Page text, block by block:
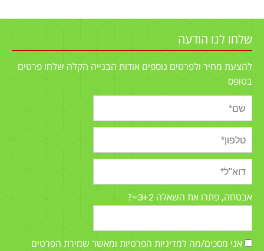
שלחו לנו הודעה
להצעת מחיר ולפרטים נוספים אודות הבנייה הקלה שלחו פרטים
בטופס
אבטחה, פתרו את השאלה 3+2=?
אני מסכים/מה למדיניות הפרטיות ומאשר שמירת הפרטים